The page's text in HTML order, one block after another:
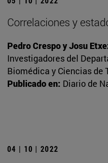
Correlaciones y
Pedro Crespo y Josu
Investigadores del
Biomédica y Ciencias de
Publicado en: Diario de
04 | 10 | 2022